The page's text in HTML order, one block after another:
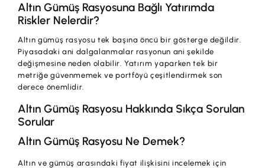
Altın Gümüş Rasyosuna Bağlı Yatırımda
Riskler Nelerdir?
Altın gümüş rasyosu tek başına öncü bir gösterge değildir.
Piyasadaki ani dalgalanmalar rasyonun ani şekilde
değişmesine neden olabilir. Yatırım yaparken tek bir
metriğe güvenmemek ve portföyü çeşitlendirmek son
derece önemlidir.
Altın Gümüş Rasyosu Hakkında Sıkça Sorulan
Sorular
Altın Gümüş Rasyosu Ne Demek?
Altın ve gümüş arasındaki fiyat ilişkisini incelemek için